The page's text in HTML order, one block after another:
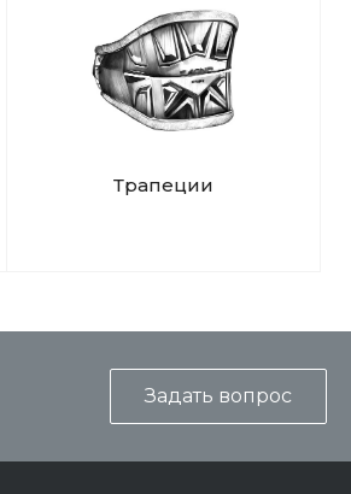
Трапеции
Задать вопрос